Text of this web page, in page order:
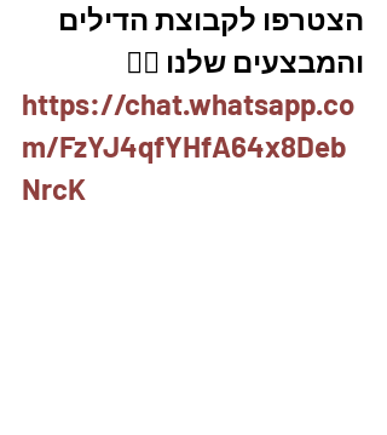
הצטרפו לקבוצת הדילים
והמבצעים שלנו 👇🏽
https://chat.whatsapp.co
m/FzYJ4qfYHfA64x8Deb
NrcK